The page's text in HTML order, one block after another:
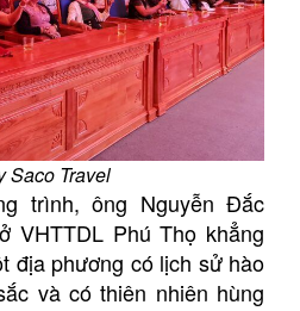
Saco Travel
trình, ông Nguyễn Đắc
VHTTDL Phú Thọ khẳng
địa phương có lịch sử hào
và có thiên nhiên hùng